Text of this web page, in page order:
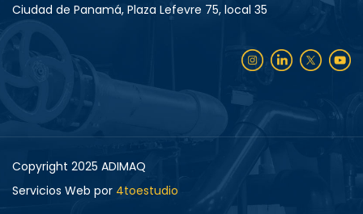
Ciudad de Panamá, Plaza Lefevre 75, local 35
Copyright 2025 ADIMAQ
Servicios Web por 4toestudio